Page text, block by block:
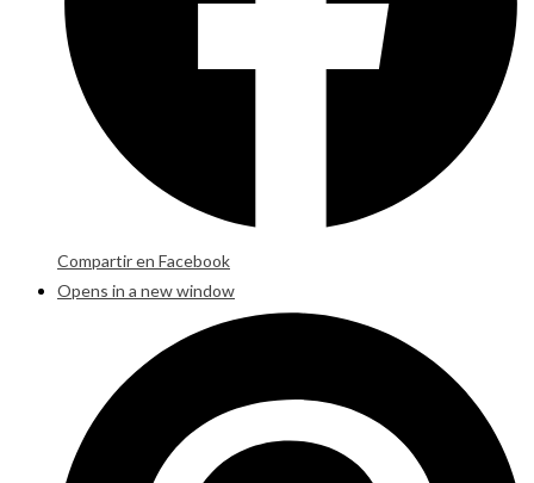
Compartir en Facebook
Opens in a new window